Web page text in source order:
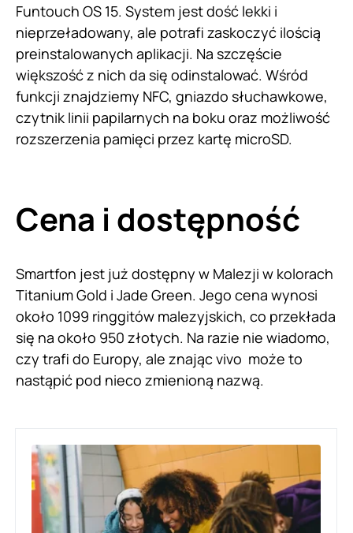
Funtouch OS 15. System jest dość lekki i
nieprzeładowany, ale potrafi zaskoczyć ilością
preinstalowanych aplikacji. Na szczęście
większość z nich da się odinstalować. Wśród
funkcji znajdziemy NFC, gniazdo słuchawkowe,
czytnik linii papilarnych na boku oraz możliwość
rozszerzenia pamięci przez kartę microSD.
Cena i dostępność
Smartfon jest już dostępny w Malezji w kolorach
Titanium Gold i Jade Green. Jego cena wynosi
około 1099 ringgitów malezyjskich, co przekłada
się na około 950 złotych. Na razie nie wiadomo,
czy trafi do Europy, ale znając vivo może to
nastąpić pod nieco zmienioną nazwą.